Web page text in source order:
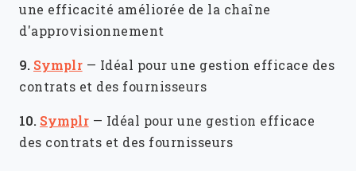
une efficacité améliorée de la chaîne
d'approvisionnement
9. Symplr — Idéal pour une gestion efficace des
contrats et des fournisseurs
10. Symplr — Idéal pour une gestion efficace
des contrats et des fournisseurs